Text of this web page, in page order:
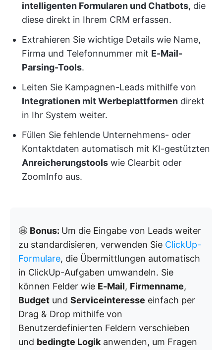
intelligenten Formularen und Chatbots, die
diese direkt in Ihrem CRM erfassen.
Extrahieren Sie wichtige Details wie Name,
Firma und Telefonnummer mit E-Mail-
Parsing-Tools.
Leiten Sie Kampagnen-Leads mithilfe von
Integrationen mit Werbeplattformen direkt
in Ihr System weiter.
Füllen Sie fehlende Unternehmens- oder
Kontaktdaten automatisch mit KI-gestützten
Anreicherungstools wie Clearbit oder
ZoomInfo aus.
🤩 Bonus: Um die Eingabe von Leads weiter
zu standardisieren, verwenden Sie ClickUp-
Formulare, die Übermittlungen automatisch
in ClickUp-Aufgaben umwandeln. Sie
können Felder wie E-Mail, Firmenname,
Budget und Serviceinteresse einfach per
Drag & Drop mithilfe von
Benutzerdefinierten Feldern verschieben
und bedingte Logik anwenden, um Fragen